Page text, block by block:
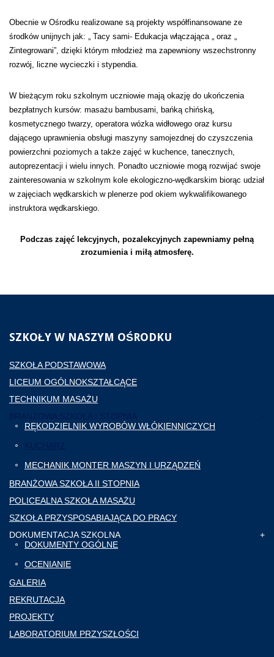
Obecnie w Ośrodku realizowane są projekty współfinansowane ze
środków unijnych jak: „ Tacy sami- Edukacja włączająca „ oraz „
Zintegrowani”, dzięki którym młodzież ma zapewniony wszechstronny
rozwój, liczne wycieczki i stypendia.
W bieżącym roku szkolnym uczniowie mają okazję do ukończenia
bezpłatnych kursów: masażu bambusami, bańką chińską,
kosmetycznego twarzy, operatora wózka widłowego oraz kursu
dającego uprawnienia obsługi maszyny samojezdnej do czyszczenia
powierzchni poziomych a także zajęć w kuchence, tanecznych,
autoprezentacji i wielu innych. Ponadto uczniowie mogą rozwijać swoje
zainteresowania w szkolnym kole ekologiczno-wędkarskim biorąc udział
w zajęciach wędkarskich w plenerze pod okiem wykwalifikowanego
instruktora wędkarskiego.
Podczas zajęć lekcyjnych, pozalekcyjnych zapewniamy pełną
zrozumienia i miłą atmosferę.
SZKOŁY W NASZYM OŚRODKU
SZKOŁA PODSTAWOWA
LICEUM OGÓLNOKSZTAŁCĄCE
TECHNIKUM MASAŻU
RĘKODZIELNIK WYROBÓW WŁÓKIENNICZYCH
MECHANIK MONTER MASZYN I URZĄDZEŃ
BRANŻOWA SZKOŁA II STOPNIA
POLICEALNA SZKOŁA MASAŻU
SZKOŁA PRZYSPOSABIAJĄCA DO PRACY
DOKUMENTACJA SZKOLNA
DOKUMENTY OGÓLNE
OCENIANIE
GALERIA
REKRUTACJA
PROJEKTY
LABORATORIUM PRZYSZŁOŚCI